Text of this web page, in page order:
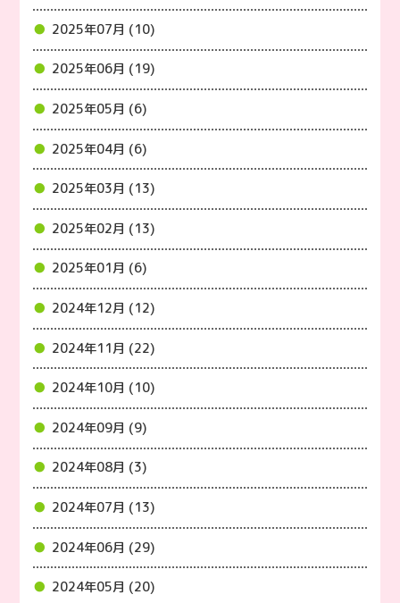
2025年07月 (10)
2025年06月 (19)
2025年05月 (6)
2025年04月 (6)
2025年03月 (13)
2025年02月 (13)
2025年01月 (6)
2024年12月 (12)
2024年11月 (22)
2024年10月 (10)
2024年09月 (9)
2024年08月 (3)
2024年07月 (13)
2024年06月 (29)
2024年05月 (20)